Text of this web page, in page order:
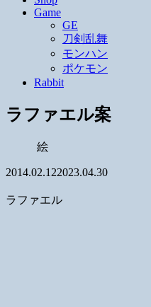
Game
GE
刀剣乱舞
モンハン
ポケモン
Rabbit
ラファエル案
絵
2014.02.122023.04.30
ラファエル